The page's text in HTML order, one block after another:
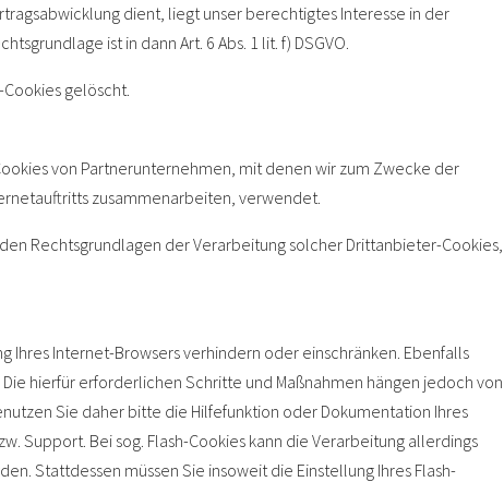
dient, liegt unser berechtigtes Interesse in der
ist in dann Art. 6 Abs. 1 lit. f) DSGVO.
gelöscht.
von Partnerunternehmen, mit denen wir zum Zwecke der
zusammenarbeiten, verwendet.
Rechtsgrundlagen der Verarbeitung solcher Drittanbieter-Cookies,
Ihres Internet-Browsers verhindern oder einschränken. Ebenfalls
hierfür erforderlichen Schritte und Maßnahmen hängen jedoch von
Sie daher bitte die Hilfefunktion oder Dokumentation Ihres
Support. Bei sog. Flash-Cookies kann die Verarbeitung allerdings
Stattdessen müssen Sie insoweit die Einstellung Ihres Flash-